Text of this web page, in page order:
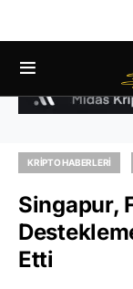
KRIPTO HABERLERI
Singapur,
Etti